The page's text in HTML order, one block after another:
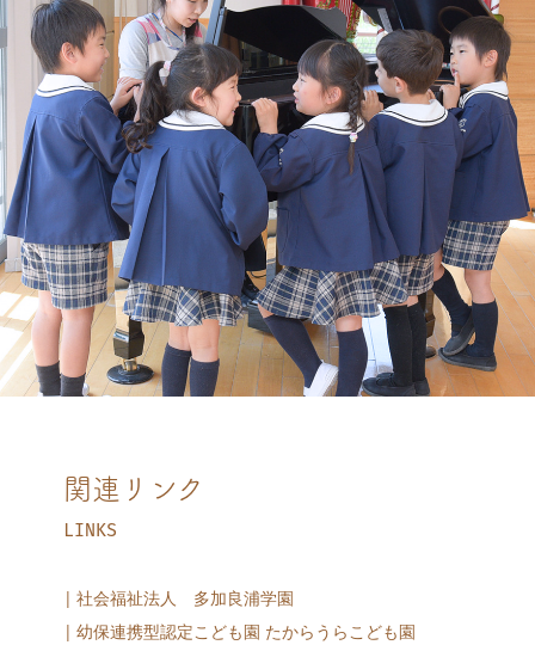
関連リンク
LINKS
社会福祉法人 多加良浦学園
幼保連携型認定こども園 たからうらこども園